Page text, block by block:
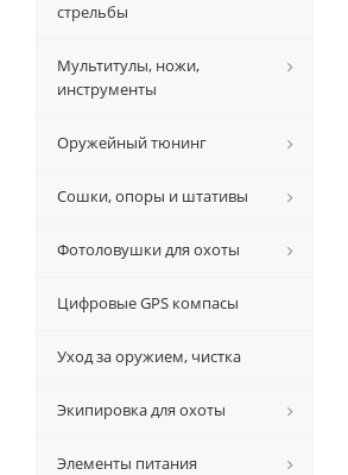
стрельбы
Мультитулы, ножи,
инструменты
Оружейный тюнинг
Сошки, опоры и штативы
Фотоловушки для охоты
Цифровые GPS компасы
Уход за оружием, чистка
Экипировка для охоты
Элементы питания